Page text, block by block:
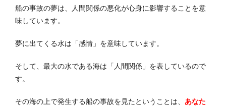
船の事故の夢は、人間関係の悪化が心身に影響することを意
味しています。
夢に出てくる水は「感情」を意味しています。
そして、最大の水である海は「人間関係」を表しているので
す。
その海の上で発生する船の事故を見たということは、 あなた